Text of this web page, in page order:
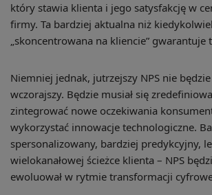
który stawia klienta i jego satysfakcję w
firmy. Ta bardziej aktualna niż
„skoncentrowana na kliencie” gwarantuje
Niemniej jednak, jutrzejszy NPS nie
wczorajszy. Będzie musiał się
zintegrować nowe oczekiwania
wykorzystać innowacje technologiczne.
spersonalizowany, bardziej predykcyjny,
wielokanałowej ścieżce klienta – NPS
ewoluował w rytmie transformacji